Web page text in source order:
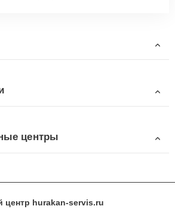
центры
hurakan-servis.ru